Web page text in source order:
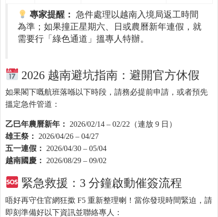
專家提醒： 急件處理以越南入境局返工時間
為準；如果撞正星期六、日或農曆新年連假，就
需要行「綠色通道」搵專人特辦。
2026 越南避坑指南：避開官方休假
如果閣下嘅航班落喺以下時段，請務必提前申請，或者預先
搵定急件管道：
乙巳年農曆新年：
2026/02/14 – 02/22（連放 9 日）
雄王祭：
2026/04/26 – 04/27
五一連假：
2026/04/30 – 05/04
越南國慶：
2026/08/29 – 09/02
緊急救援：3 分鐘啟動催簽流程
唔好再守住官網狂撳 F5 重新整理喇！當你發現時間緊迫，請
即刻準備好以下資訊並聯絡專人：